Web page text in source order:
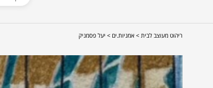
ריהוט מעוצב לבית >אמניות.ים > יעל פסמניק